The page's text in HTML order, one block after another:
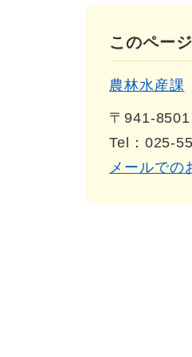
このペー
農林水産課
〒941-8501
Tel：025-
メールでの